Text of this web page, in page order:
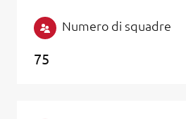
Numero di squadre
75